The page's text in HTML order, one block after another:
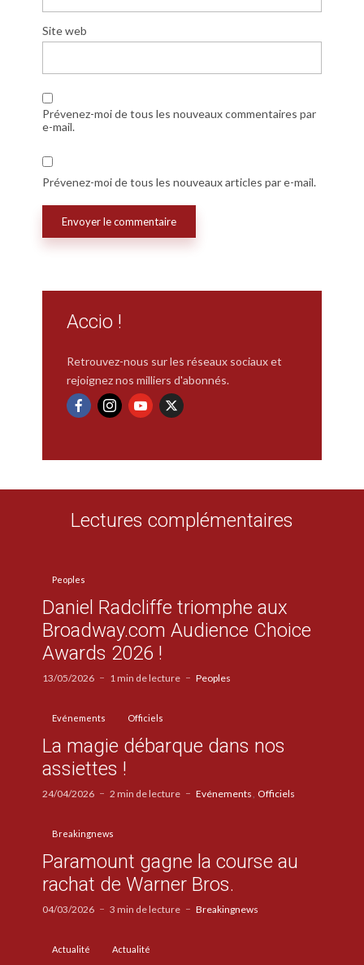
Site web
Prévenez-moi de tous les nouveaux commentaires par
e-mail.
Prévenez-moi de tous les nouveaux articles par e-mail.
Accio !
Retrouvez-nous sur les réseaux sociaux et
rejoignez nos milliers d'abonnés.
Lectures complémentaires
Peoples
Daniel Radcliffe triomphe aux
Broadway.com Audience Choice
Awards 2026 !
13/05/2026 1 min de lecture Peoples
Evénements Officiels
La magie débarque dans nos
assiettes !
24/04/2026 2 min de lecture Evénements Officiels
Breakingnews
Paramount gagne la course au
rachat de Warner Bros.
04/03/2026 3 min de lecture Breakingnews
Actualité Actualité